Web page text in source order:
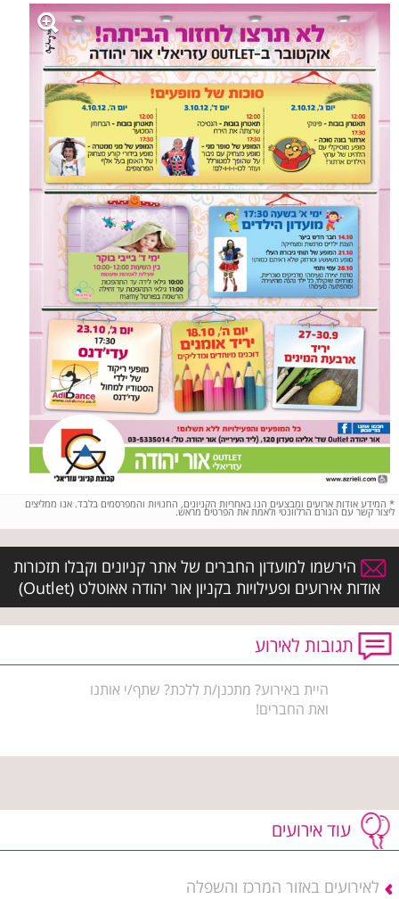
* המידע אודות ארועים ומבצעים הנו באחריות הקניונים, החנויות והמפרסמים בלבד. אנו ממליצים
ליצור קשר עם הגורם הרלוונטי ולאמת את הפרטים מראש.
הירשמו למועדון החברים של אתר קניונים וקבלו תזכורות
אודות אירועים ופעילויות בקניון אור יהודה אאוטלט (Outlet)
תגובות לאירוע
היית באירוע? מתכנן/ת ללכת? שתף/י אותנו
ואת החברים!
עוד אירועים
לאירועים באזור המרכז והשפלה